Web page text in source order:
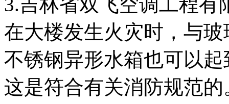
在大楼发生火灾时，与
不锈钢异形水箱也可以
这是符合有关消防规范的